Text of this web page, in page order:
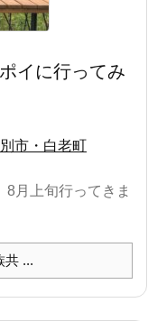
イに行ってみ
市・白老町
月上旬行ってきま
共 ...